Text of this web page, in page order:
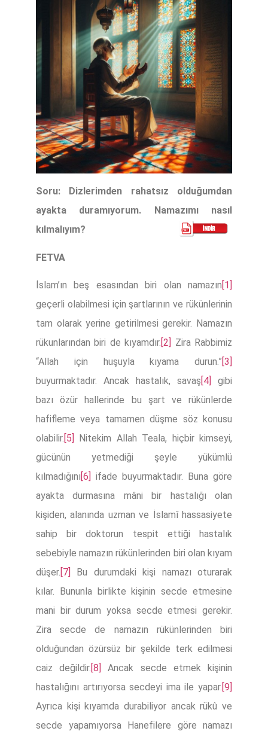
Soru: Dizlerimden rahatsız olduğumdan
ayakta duramıyorum. Namazımı nasıl
kılmalıyım?
FETVA
İslam’ın beş esasından biri olan namazın [1]
geçerli olabilmesi için şartlarının ve rükünlerinin
tam olarak yerine getirilmesi gerekir. Namazın
rükunlarından biri de kıyamdır. [2]
Zira Rabbimiz
“Allah için huşuyla kıyama durun.” [3]
buyurmaktadır. Ancak hastalık, savaş [4]
gibi
bazı özür hallerinde bu şart ve rükünlerde
hafifleme veya tamamen düşme söz konusu
olabilir. [5]
Nitekim Allah Teala, hiçbir kimseyi,
gücünün yetmediği şeyle yükümlü
kılmadığını [6] ifade buyurmaktadır. Buna göre
ayakta durmasına mâni bir hastalığı olan
kişiden, alanında uzman ve İslamî hassasiyete
sahip bir doktorun tespit ettiği hastalık
sebebiyle namazın rükünlerinden biri olan kıyam
düşer. [7]
Bu durumdaki kişi namazı oturarak
kılar. Bununla birlikte kişinin secde etmesine
mani bir durum yoksa secde etmesi gerekir.
Zira secde de namazın rükünlerinden biri
olduğundan özürsüz bir şekilde terk edilmesi
caiz değildir. [8]
Ancak secde etmek kişinin
hastalığını artırıyorsa secdeyi ima ile yapar. [9]
Ayrıca kişi kıyamda durabiliyor ancak rükû ve
secde yapamıyorsa Hanefilere göre namazı